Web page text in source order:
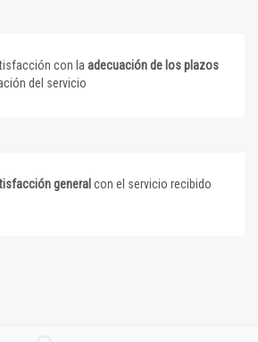
con la adecuación de los plazos
del servicio
general con el servicio recibido